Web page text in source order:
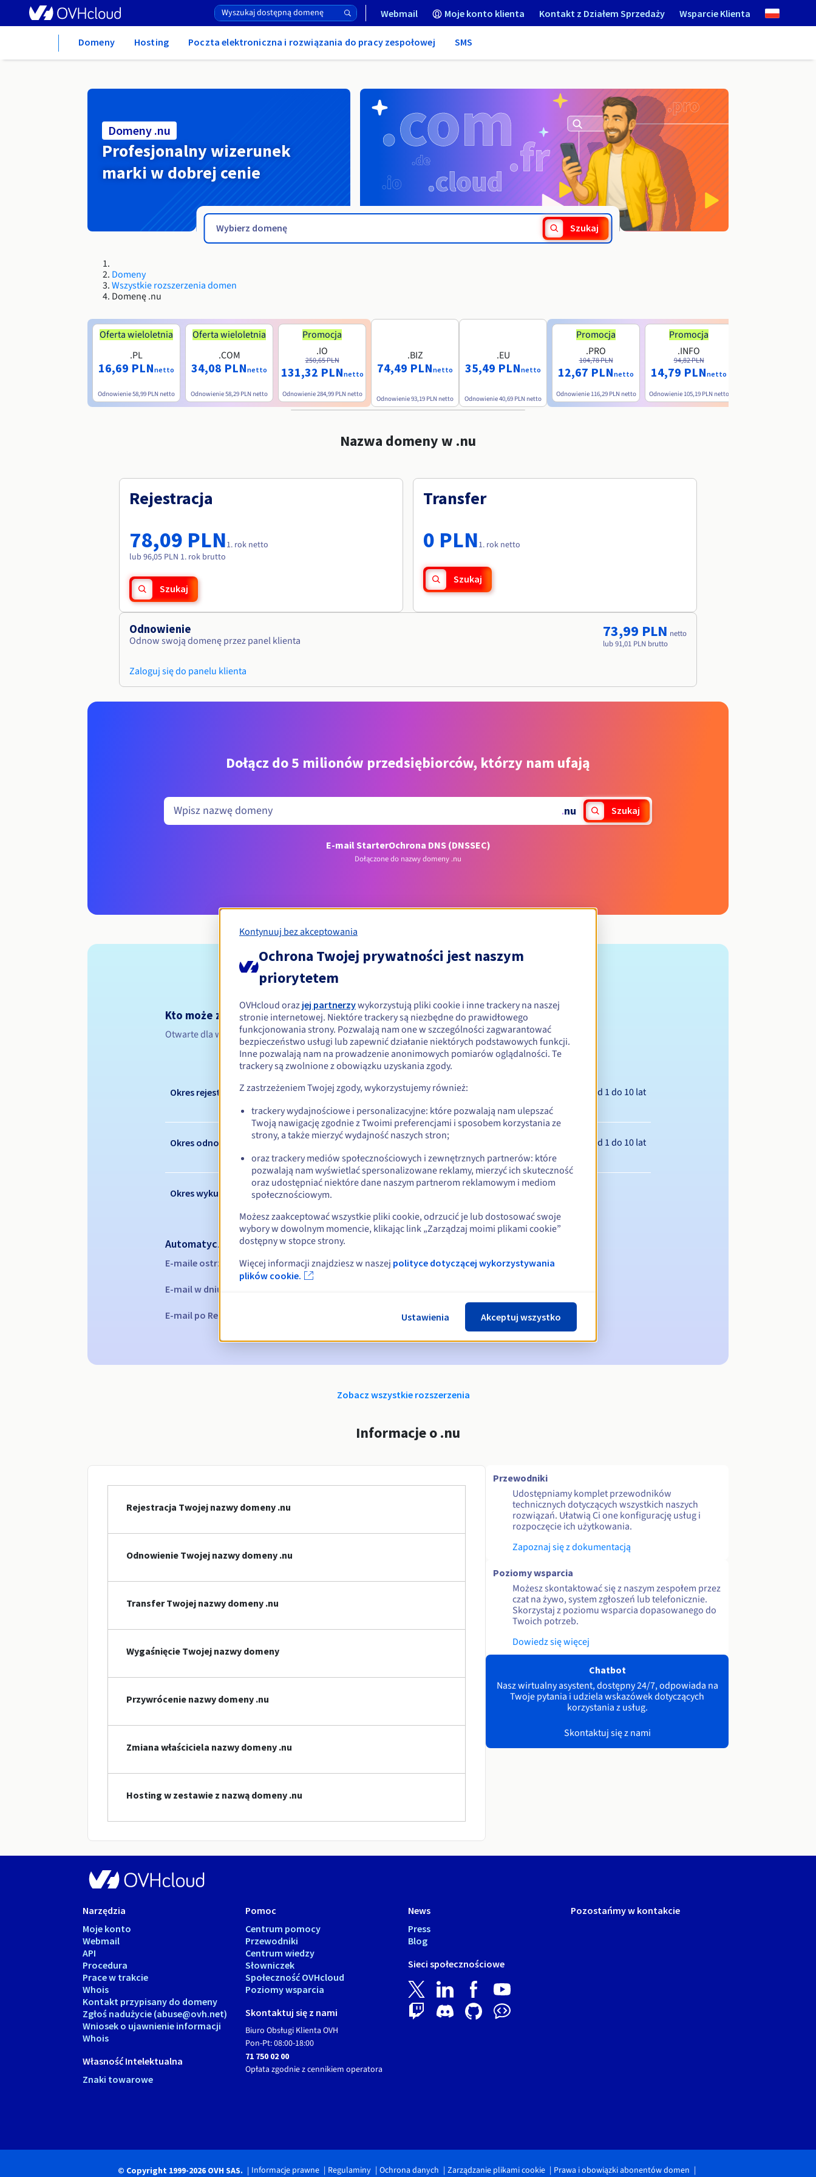
Webmail Moje konto klienta Kontakt z Działem Sprzedaży Wsparcie Klienta
Domeny Hosting Poczta elektroniczna i rozwiązania do pracy zespołowej SMS
Domeny .nu
Profesjonalny wizerunek
marki w dobrej cenie
Szukaj
Domeny
Wszystkie rozszerzenia domen
Domenę .nu
Oferta wieloletnia
.PL
16,69 PLNnetto
Odnowienie58,99 PLN netto
Oferta wieloletnia
.COM
34,08 PLNnetto
Odnowienie58,29 PLN netto
Promocja
.IO
250,65 PLN
131,32 PLNnetto
Odnowienie284,99 PLN netto
.BIZ
74,49 PLNnetto
Odnowienie93,19 PLN netto
.EU
35,49 PLNnetto
Odnowienie40,69 PLN netto
Promocja
.PRO
104,78 PLN
12,67 PLNnetto
Odnowienie 116,29 PLN netto
Promocja
.INFO
94,82 PLN
14,79 PLNnetto
Odnowienie 105,19 PLN netto
Nazwa domeny w .nu
Rejestracja
78,09 PLN1. rok netto
lub 96,05 PLN 1. rok brutto
Szukaj
Transfer
0 PLN1. rok netto
Szukaj
Odnowienie
Odnow swoją domenę przez panel klienta
Zaloguj się do panelu klienta
73,99 PLN netto
lub 91,01 PLN brutto
Dołącz do 5 milionów przedsiębiorców, którzy nam ufają
.nu Szukaj
E-mail StarterOchrona DNS (DNSSEC)
Dołączone do nazwy domeny .nu
Kto może zarejestrować domenę .nu?
Otwarte dla wszystkich osób fizycznych i prawnych, bez ograniczeń geograficznych.
Zasady zarządzania i powiadomienia
Okres rejestracji Od 1 do 10 lat
Okres odnowienia Od 1 do 10 lat
Okres wykupu
Automatyczne powiadomienia:
E-maile ostrzegawcze:60, 30, 15, 7 i 3 dni przed datą wygaśnięcia
E-mail w dniu wygaśnięcia
E-mail po Redemption Grace Period powiadamiający o usunięciu nazwy domeny
Zobacz wszystkie rozszerzenia
Informacje o .nu
Rejestracja Twojej nazwy domeny .nu
Odnowienie Twojej nazwy domeny .nu
Transfer Twojej nazwy domeny .nu
Wygaśnięcie Twojej nazwy domeny
Przywrócenie nazwy domeny .nu
Zmiana właściciela nazwy domeny .nu
Hosting w zestawie z nazwą domeny .nu
Przewodniki
Udostępniamy komplet przewodników
technicznych dotyczących wszystkich naszych
rozwiązań. Ułatwią Ci one konfigurację usług i
rozpoczęcie ich użytkowania.
Zapoznaj się z dokumentacją
Poziomy wsparcia
Możesz skontaktować się z naszym zespołem przez
czat na żywo, system zgłoszeń lub telefonicznie.
Skorzystaj z poziomu wsparcia dopasowanego do
Twoich potrzeb.
Dowiedz się więcej
Chatbot
Nasz wirtualny asystent, dostępny 24/7, odpowiada na
Twoje pytania i udziela wskazówek dotyczących
korzystania z usług.
Skontaktuj się z nami
Narzędzia
Moje konto
Webmail
API
Procedura
Prace w trakcie
Whois
Kontakt przypisany do domeny
Zgłoś nadużycie (abuse@ovh.net)
Wniosek o ujawnienie informacji
Whois
Własność Intelektualna
Znaki towarowe
Pomoc
Centrum pomocy
Przewodniki
Centrum wiedzy
Słowniczek
Społeczność OVHcloud
Poziomy wsparcia
Skontaktuj się z nami
Biuro Obsługi Klienta OVH
Pon-Pt: 08:00-18:00
71 750 02 00
Opłata zgodnie z cennikiem operatora
News
Press
Blog
Sieci społecznościowe
Pozostańmy w kontakcie
© Copyright 1999-2026 OVH SAS. Informacje prawne Regulaminy Ochrona danych Zarządzanie plikami cookie Prawa i obowiązki abonentów domen
Kontynuuj bez akceptowania
Ochrona Twojej prywatności jest naszym
priorytetem
OVHcloud oraz jej partnerzywykorzystują pliki cookie i inne trackery na naszej
stronie internetowej. Niektóre trackery są niezbędne do prawidłowego
funkcjonowania strony. Pozwalają nam one w szczególności zagwarantować
bezpieczeństwo usługi lub zapewnić działanie niektórych podstawowych funkcji.
Inne pozwalają nam na prowadzenie anonimowych pomiarów oglądalności. Te
trackery są zwolnione z obowiązku uzyskania zgody.
Z zastrzeżeniem Twojej zgody, wykorzystujemy również:
trackery wydajnościowe i personalizacyjne: które pozwalają nam ulepszać
Twoją nawigację zgodnie z Twoimi preferencjami i sposobem korzystania ze
strony, a także mierzyć wydajność naszych stron;
oraz trackery mediów społecznościowych i zewnętrznych partnerów: które
pozwalają nam wyświetlać spersonalizowane reklamy, mierzyć ich skuteczność
oraz udostępniać niektóre dane naszym partnerom reklamowym i mediom
społecznościowym.
Możesz zaakceptować wszystkie pliki cookie, odrzucić je lub dostosować swoje
wybory w dowolnym momencie, klikając link „Zarządzaj moimi plikami cookie”
dostępny w stopce strony.
Więcej informacji znajdziesz w naszej polityce dotyczącej wykorzystywania
plików cookie.
Ustawienia Akceptuj wszystko